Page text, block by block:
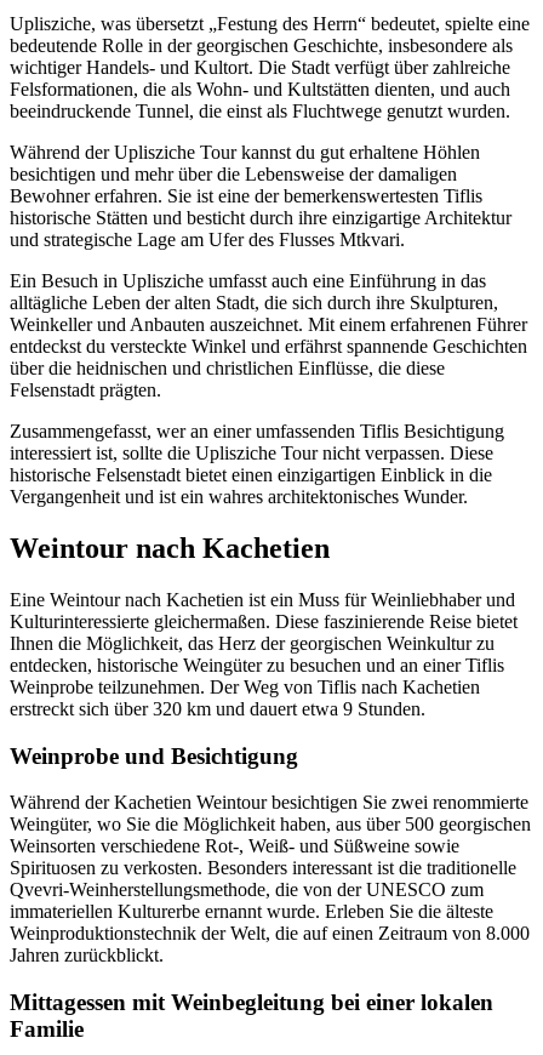
Uplisziche, was übersetzt „Festung des Herrn“ bedeutet, spielte eine
bedeutende Rolle in der georgischen Geschichte, insbesondere als
wichtiger Handels- und Kultort. Die Stadt verfügt über zahlreiche
Felsformationen, die als Wohn- und Kultstätten dienten, und auch
beeindruckende Tunnel, die einst als Fluchtwege genutzt wurden.
Während der Uplisziche Tour kannst du gut erhaltene Höhlen
besichtigen und mehr über die Lebensweise der damaligen
Bewohner erfahren. Sie ist eine der bemerkenswertesten Tiflis
historische Stätten und besticht durch ihre einzigartige Architektur
und strategische Lage am Ufer des Flusses Mtkvari.
Ein Besuch in Uplisziche umfasst auch eine Einführung in das
alltägliche Leben der alten Stadt, die sich durch ihre Skulpturen,
Weinkeller und Anbauten auszeichnet. Mit einem erfahrenen Führer
entdeckst du versteckte Winkel und erfährst spannende Geschichten
über die heidnischen und christlichen Einflüsse, die diese
Felsenstadt prägten.
Zusammengefasst, wer an einer umfassenden Tiflis Besichtigung
interessiert ist, sollte die Uplisziche Tour nicht verpassen. Diese
historische Felsenstadt bietet einen einzigartigen Einblick in die
Vergangenheit und ist ein wahres architektonisches Wunder.
Weintour nach Kachetien
Eine Weintour nach Kachetien ist ein Muss für Weinliebhaber und
Kulturinteressierte gleichermaßen. Diese faszinierende Reise bietet
Ihnen die Möglichkeit, das Herz der georgischen Weinkultur zu
entdecken, historische Weingüter zu besuchen und an einer Tiflis
Weinprobe teilzunehmen. Der Weg von Tiflis nach Kachetien
erstreckt sich über 320 km und dauert etwa 9 Stunden.
Weinprobe und Besichtigung
Während der Kachetien Weintour besichtigen Sie zwei renommierte
Weingüter, wo Sie die Möglichkeit haben, aus über 500 georgischen
Weinsorten verschiedene Rot-, Weiß- und Süßweine sowie
Spirituosen zu verkosten. Besonders interessant ist die traditionelle
Qvevri-Weinherstellungsmethode, die von der UNESCO zum
immateriellen Kulturerbe ernannt wurde. Erleben Sie die älteste
Weinproduktionstechnik der Welt, die auf einen Zeitraum von 8.000
Jahren zurückblickt.
Mittagessen mit Weinbegleitung bei einer lokalen
Familie